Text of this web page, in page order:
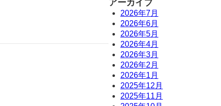
アーカイブ
2026年7月
2026年6月
2026年5月
2026年4月
2026年3月
2026年2月
2026年1月
2025年12月
2025年11月